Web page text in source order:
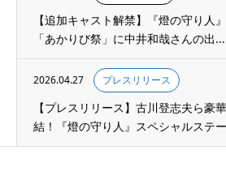
【追加キャスト解禁】『燈の守り人
「あかりび祭」に中井和哉さんの出...
2026.04.27 プレスリリース
【プレスリリース】古川登志夫ら豪
結！『燈の守り人』スペシャルステ